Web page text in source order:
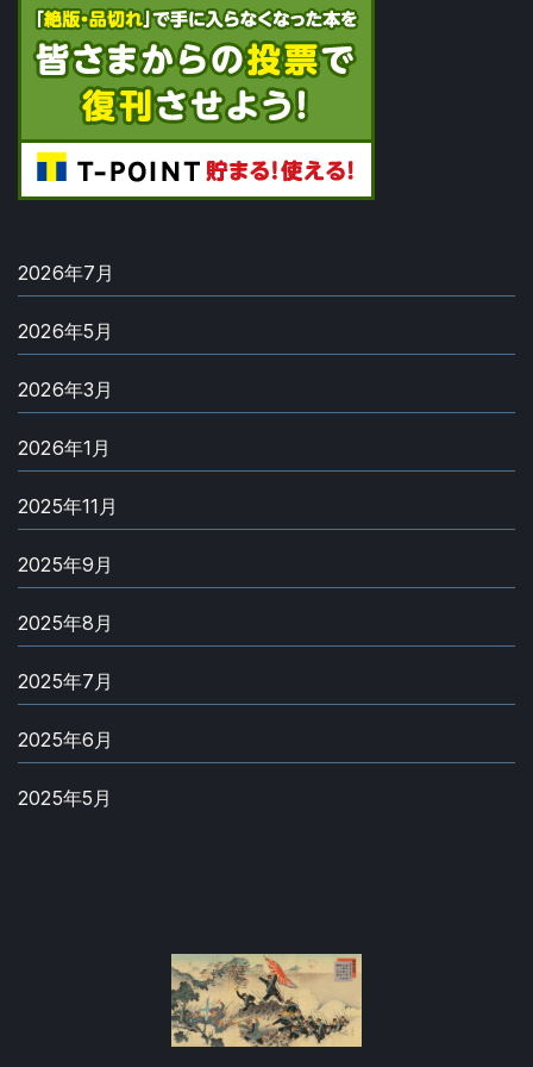
2026年7月
2026年5月
2026年3月
2026年1月
2025年11月
2025年9月
2025年8月
2025年7月
2025年6月
2025年5月